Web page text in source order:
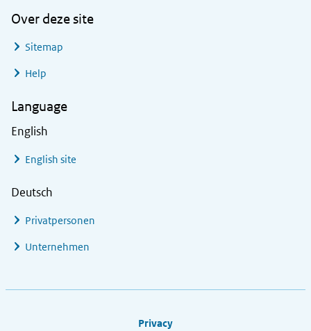
Over deze site
Sitemap
Help
Language
English
English site
Deutsch
Privatpersonen
Unternehmen
Privacy